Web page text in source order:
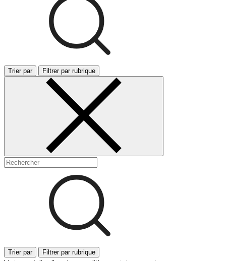
Trier par Filtrer par rubrique
Trier par Filtrer par rubrique